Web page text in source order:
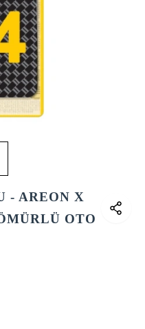
- AREON X
OTO